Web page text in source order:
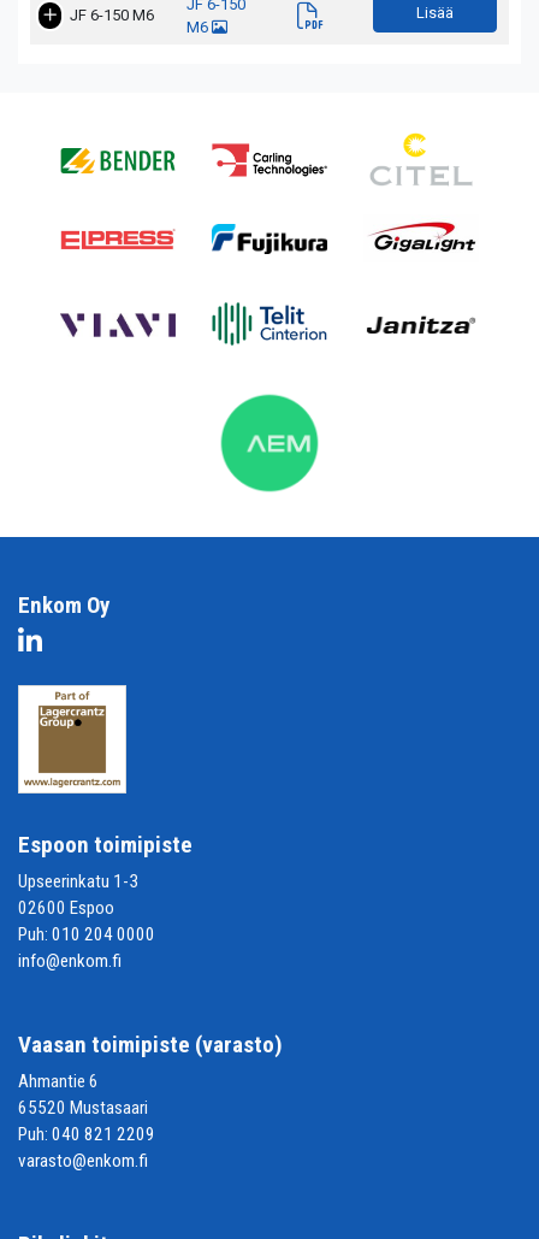
JF 6-150 M6
JF 6-150
M6
Lisää
Enkom Oy
Espoon toimipiste
Upseerinkatu 1-3
02600 Espoo
Puh: 010 204 0000
info@enkom.fi
Vaasan toimipiste (varasto)
Ahmantie 6
65520 Mustasaari
Puh: 040 821 2209
varasto@enkom.fi